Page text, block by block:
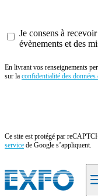
Je consens à
évènements et des
En livrant vos renseignements
sur la confidentialité des données
Ce site est protégé par
service de Google s’appliquent.